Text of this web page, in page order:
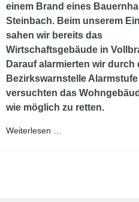
einem Brand eines
Steinbach. Beim unserem
sahen wir bereits das
Wirtschaftsgebäude in
Darauf alarmierten wir durch
Bezirkswarnstelle Alarmstufe
versuchten das
wie möglich zu retten.
Weiterlesen …